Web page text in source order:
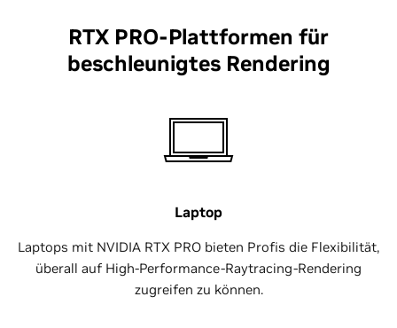
RTX PRO-Plattformen für
beschleunigtes Rendering
Laptop
Laptops mit NVIDIA RTX PRO bieten Profis die Flexibilität,
überall auf High-Performance-Raytracing-Rendering
zugreifen zu können.